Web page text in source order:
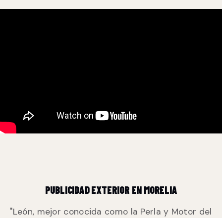
PUBLICIDAD EXTERIOR EN MORELIA
"León, mejor conocida como la Perla y Motor del